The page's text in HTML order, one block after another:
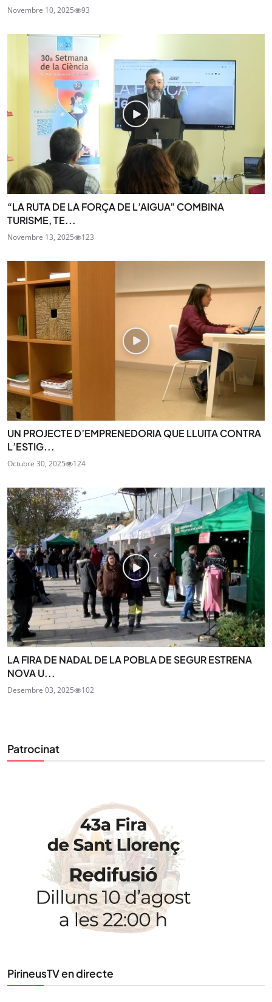
Novembre 10, 2025 93
“LA RUTA DE LA FORÇA DE L’AIGUA” COMBINA
TURISME, TE...
Novembre 13, 2025 123
UN PROJECTE D’EMPRENEDORIA QUE LLUITA CONTRA
L’ESTIG...
Octubre 30, 2025 124
LA FIRA DE NADAL DE LA POBLA DE SEGUR ESTRENA
NOVA U...
Desembre 03, 2025 102
Patrocinat
PirineusTV en directe
STAY UPDATED
Uneix-te al nostre butlletí
Tota l’actualitat, seleccionada i enviada directament
al teu correu. Subscriu-te al nostre butlletí i segueix
la informació que importa.